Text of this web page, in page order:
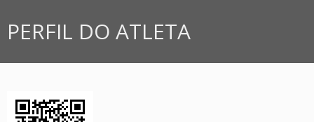
PERFIL DO ATLETA